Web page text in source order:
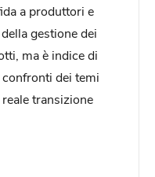
a produttori e
gestione dei
ma è indice di
dei temi
transizione